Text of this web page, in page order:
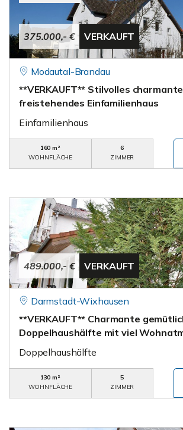
375.000,- € VERKAUFT
Modautal-Brandau
**VERKAUFT** Stilvolles
freistehendes Einfamilienhaus
Einfamilienhaus
160 m²
WOHNFLÄCHE
6
ZIMMER
489.000,- € VERKAUFT
Darmstadt-Wixhausen
**VERKAUFT** Charmante
Doppelhaushälfte mit viel
Doppelhaushälfte
130 m²
WOHNFLÄCHE
5
ZIMMER